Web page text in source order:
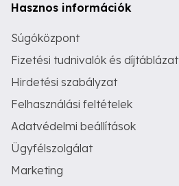
Hasznos információk
Súgóközpont
Fizetési tudnivalók és díjtáblázat
Hirdetési szabályzat
Felhasználási feltételek
Adatvédelmi beállítások
Ügyfélszolgálat
Marketing